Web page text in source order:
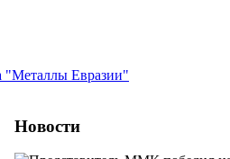
"Металлы Евразии"
Новости